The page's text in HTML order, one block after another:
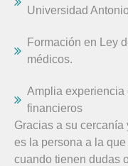
Universidad
Formación en Ley
médicos.
Amplia experiencia
financieros
Gracias a su
es la persona a la
cuando tienen dudas